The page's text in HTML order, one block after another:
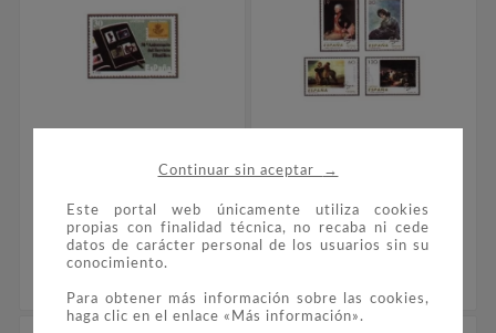
Continuar sin aceptar →
Este portal web únicamente utiliza cookies
propias con finalidad técnica, no recaba ni cede
datos de carácter personal de los usuarios sin su
conocimiento.
Para obtener más información sobre las cookies,
haga clic en el enlace «Más información».
3441 50 Aniversario Del
Servicio Filatélico De
Correos
3437/40 Pintura
Española. Francisco De